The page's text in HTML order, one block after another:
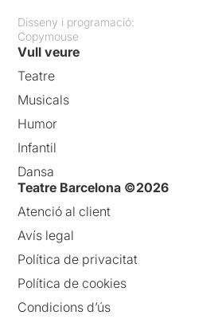
Disseny i programació:
Copymouse
Vull veure
Teatre
Musicals
Humor
Infantil
Dansa
Teatre Barcelona ©2026
Atenció al client
Avís legal
Política de privacitat
Política de cookies
Condicions d’ús